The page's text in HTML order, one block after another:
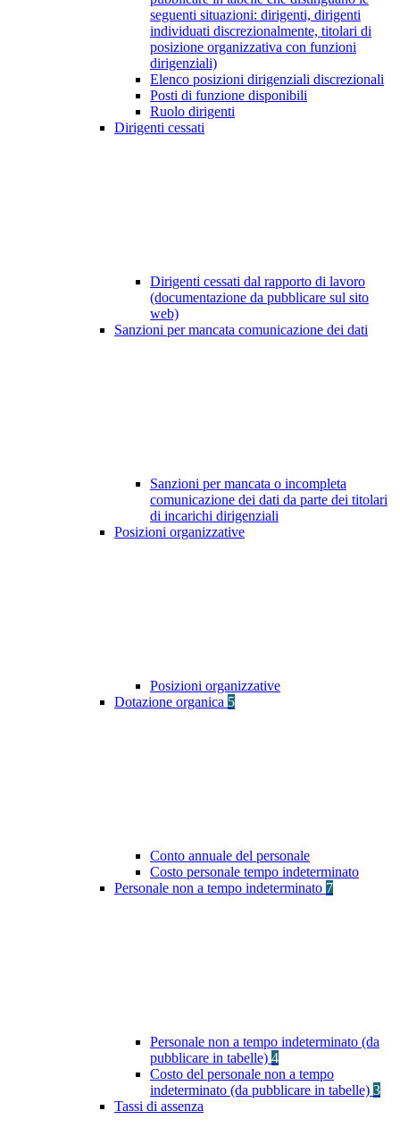
seguenti situazioni: dirigenti, dirigenti
individuati discrezionalmente, titolari di
posizione organizzativa con funzioni
dirigenziali)
Elenco posizioni dirigenziali discrezionali
Posti di funzione disponibili
Ruolo dirigenti
Dirigenti cessati
Dirigenti cessati dal rapporto di lavoro
(documentazione da pubblicare sul sito
web)
Sanzioni per mancata comunicazione dei dati
Sanzioni per mancata o incompleta
comunicazione dei dati da parte dei titolari
di incarichi dirigenziali
Posizioni organizzative
Posizioni organizzative
Dotazione organica 5
Conto annuale del personale
Costo personale tempo indeterminato
Personale non a tempo indeterminato 7
Personale non a tempo indeterminato (da
pubblicare in tabelle) 4
Costo del personale non a tempo
indeterminato (da pubblicare in tabelle) 3
Tassi di assenza